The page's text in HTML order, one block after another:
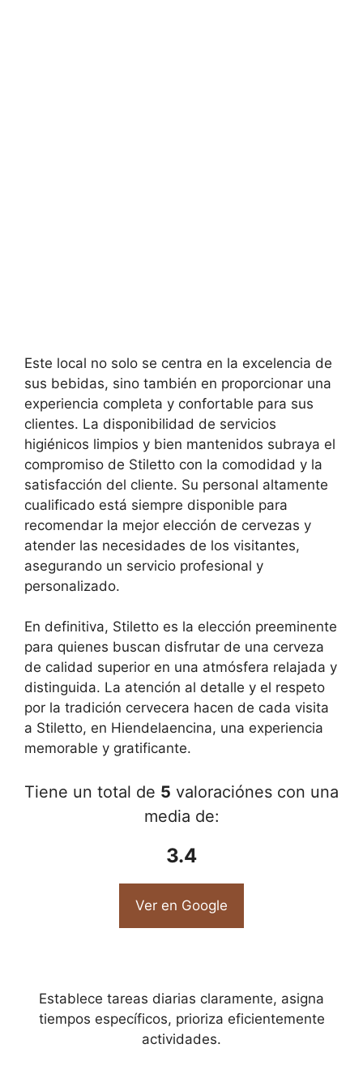
Este local no solo se centra en la excelencia de
sus bebidas, sino también en proporcionar una
experiencia completa y confortable para sus
clientes. La disponibilidad de servicios
higiénicos limpios y bien mantenidos subraya el
compromiso de Stiletto con la comodidad y la
satisfacción del cliente. Su personal altamente
cualificado está siempre disponible para
recomendar la mejor elección de cervezas y
atender las necesidades de los visitantes,
asegurando un servicio profesional y
personalizado.
En definitiva, Stiletto es la elección preeminente
para quienes buscan disfrutar de una cerveza
de calidad superior en una atmósfera relajada y
distinguida. La atención al detalle y el respeto
por la tradición cervecera hacen de cada visita
a Stiletto, en Hiendelaencina, una experiencia
memorable y gratificante.
Tiene un total de 5 valoraciónes con una
media de:
3.4
Ver en Google
Establece tareas diarias claramente, asigna
tiempos específicos, prioriza eficientemente
actividades.